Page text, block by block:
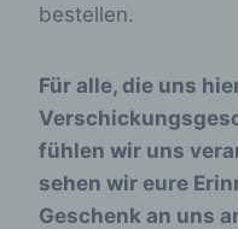
bestellen.
Für alle, die uns
fühlen wir uns
sehen wir eure
Geschenk an uns